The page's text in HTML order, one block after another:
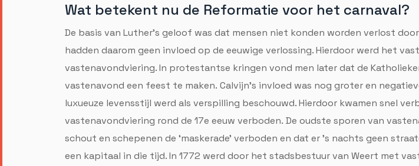
Wat betekent nu de Reformatie voor het carnaval?
De basis van Luther's geloof was dat mensen niet konden worden verlost
hadden daarom geen invloed op de eeuwige verlossing. Hierdoor werd het
vastenavondviering. In protestantse kringen vond men later dat de
vastenavond een feest te maken. Calvijn's invloed was nog groter en
luxueuze levensstijl werd als verspilling beschouwd. Hierdoor kwamen snel
vastenavondviering rond de 17e eeuw verboden. De oudste sporen van
schout en schepenen de ‘maskerade’ verboden en dat er 's nachts geen
een kapitaal in die tijd. In 1772 werd door het stadsbestuur van Weert met